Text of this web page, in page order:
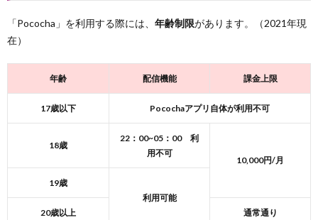
「Pococha」を利用する際には、 年齢制限があります。（2021年現
在）
年齢 配信機能 課金上限
17歳以下 Pocochaアプリ自体が利用不可
18歳
22：00~05：00 利
用不可
10,000円/月
19歳
利用可能
20歳以上
通常通り